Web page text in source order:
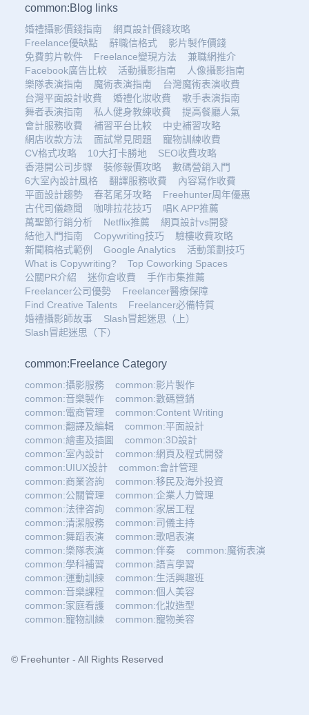
common:Blog links
婚禮攝影價錢指南
網頁設計價錢攻略
Freelance優缺點
辭職信格式
影片製作價錢
免費剪片軟件
Freelance變現方法
兼職網推介
Facebook廣告比較
活動攝影指南
人像攝影指南
樂隊表演指南
魔術表演指南
台灣魔術表演收費
台灣平面設計收費
婚禮化妝收費
歌手表演指南
舞者表演指南
私人健身教練收費
提高餐廳人氣
會計服務收費
補習平台比較
中史補習攻略
網店收款方法
面試常見問題
寵物訓練收費
CV格式攻略
10大打卡勝地
SEO收費攻略
香港開公司步驟
裝修報價攻略
數碼營銷入門
6大室內設計風格
翻譯服務收費
內容寫作收費
平面設計趨勢
春茗尾牙攻略
Freehunter周年優惠
古代司儀趣聞
咖啡拉花技巧
唱K APP推薦
萬聖節行銷分析
Netflix推薦
網頁設計vs開發
結他入門指南
Copywriting技巧
驗樓收費攻略
新聞稿格式範例
Google Analytics
活動策劃技巧
What is Copywriting?
Top Coworking Spaces
公關PR介紹
迷你倉收費
手作市集推薦
Freelancer公司優勢
Freelancer醫療保障
Find Creative Talents
Freelancer必備特質
婚禮攝影師故事
Slash冒起迷思（上）
Slash冒起迷思（下）
common:Freelance Category
common:攝影服務
common:影片製作
common:音樂製作
common:數碼營銷
common:電商管理
common:Content Writing
common:翻譯及編輯
common:平面設計
common:繪畫及插圖
common:3D設計
common:室內設計
common:網頁及程式開發
common:UIUX設計
common:會計管理
common:商業咨詢
common:移民及海外投資
common:公關管理
common:企業人力管理
common:法律咨詢
common:家居工程
common:清潔服務
common:司儀主持
common:舞蹈表演
common:歌唱表演
common:樂隊表演
common:伴奏
common:魔術表演
common:學科補習
common:語言學習
common:運動訓練
common:生活興趣班
common:音樂課程
common:個人美容
common:家庭看護
common:化妝造型
common:寵物訓練
common:寵物美容
© Freehunter - All Rights Reserved